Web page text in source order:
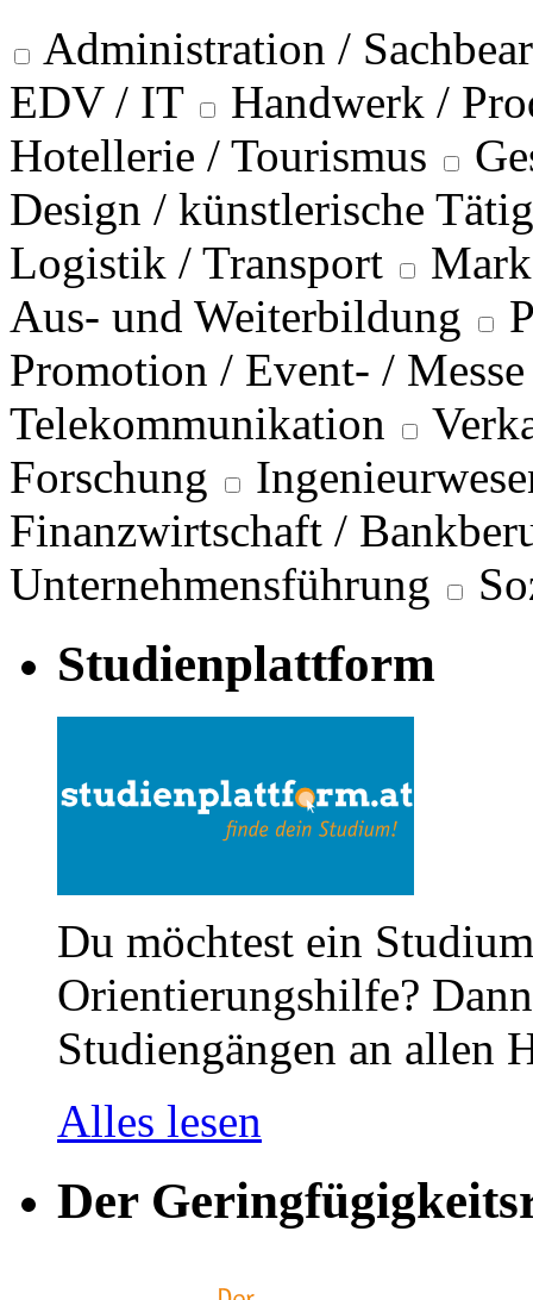
Administration /
EDV / IT
Handwerk /
Hotellerie / Tourismus
Design / künstlerische
Logistik / Transport
Aus- und Weiterbildung
Promotion / Event- / Messe
Telekommunikation
Forschung
Finanzwirtschaft /
Unternehmensführung
Studienplattform
Du möchtest ein
Orientierungshilfe?
Studiengängen an allen
Alles lesen
Der